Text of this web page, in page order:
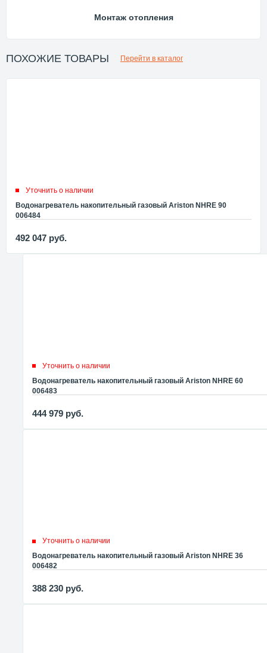
Монтаж отопления
ПОХОЖИЕ ТОВАРЫ Перейти в каталог
Уточнить о наличии
Водонагреватель накопительный газовый Ariston NHRE 90
006484
492 047 руб.
Уточнить о наличии
Водонагреватель накопительный газовый Ariston NHRE 60
006483
444 979 руб.
Уточнить о наличии
Водонагреватель накопительный газовый Ariston NHRE 36
006482
388 230 руб.